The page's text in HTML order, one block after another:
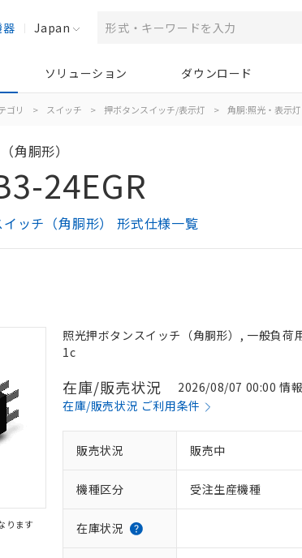
器 Japan
ソリューション ダウンロード
ゴリ > スイッチ > 押ボタンスイッチ/表示灯 > 角胴:照光・表示灯
角胴形）
24EGR
ッチ（角胴形） 形式仕様一覧
ります
照光押ボタンスイッチ（角胴形）, 一般負
1c
在庫/販売状況
2026/08/07 00:00 情
在庫/販売状況 ご利用条件
販売状況 販売中
機種区分 受注生産機種
在庫状況